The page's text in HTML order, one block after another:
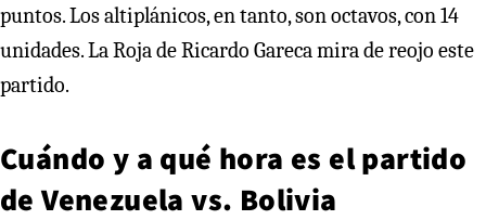
puntos. Los altiplánicos, en tanto, son octavos, con 14
unidades. La Roja de Ricardo Gareca mira de reojo este
partido.
Cuándo y a qué hora es el partido
de Venezuela vs. Bolivia